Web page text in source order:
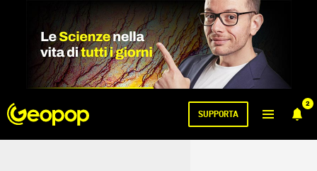
2
SUPPORTA